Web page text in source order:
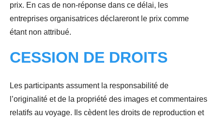
prix. En cas de non-réponse dans ce délai, les
entreprises organisatrices déclareront le prix comme
étant non attribué.
CESSION DE DROITS
Les participants assument la responsabilité de
l’originalité et de la propriété des images et commentaires
relatifs au voyage. Ils cèdent les droits de reproduction et